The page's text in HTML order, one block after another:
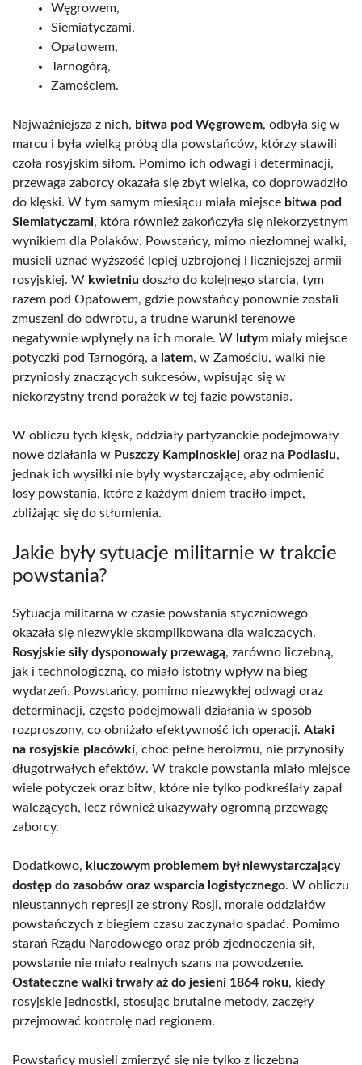
Węgrowem,
Siemiatyczami,
Opatowem,
Tarnogórą,
Zamościem.
Najważniejsza z nich, bitwa pod Węgrowem, odbyła się w
marcu i była wielką próbą dla powstańców, którzy stawili
czoła rosyjskim siłom. Pomimo ich odwagi i determinacji,
przewaga zaborcy okazała się zbyt wielka, co doprowadziło
do klęski. W tym samym miesiącu miała miejsce bitwa pod
Siemiatyczami, która również zakończyła się niekorzystnym
wynikiem dla Polaków. Powstańcy, mimo niezłomnej walki,
musieli uznać wyższość lepiej uzbrojonej i liczniejszej armii
rosyjskiej. W kwietniu doszło do kolejnego starcia, tym
razem pod Opatowem, gdzie powstańcy ponownie zostali
zmuszeni do odwrotu, a trudne warunki terenowe
negatywnie wpłynęły na ich morale. W lutym miały miejsce
potyczki pod Tarnogórą, a latem, w Zamościu, walki nie
przyniosły znaczących sukcesów, wpisując się w
niekorzystny trend porażek w tej fazie powstania.
W obliczu tych klęsk, oddziały partyzanckie podejmowały
nowe działania w Puszczy Kampinoskiej oraz na Podlasiu,
jednak ich wysiłki nie były wystarczające, aby odmienić
losy powstania, które z każdym dniem traciło impet,
zbliżając się do stłumienia.
Jakie były sytuacje militarnie w trakcie
powstania?
Sytuacja militarna w czasie powstania styczniowego
okazała się niezwykle skomplikowana dla walczących.
Rosyjskie siły dysponowały przewagą, zarówno liczebną,
jak i technologiczną, co miało istotny wpływ na bieg
wydarzeń. Powstańcy, pomimo niezwykłej odwagi oraz
determinacji, często podejmowali działania w sposób
rozproszony, co obniżało efektywność ich operacji. Ataki
na rosyjskie placówki, choć pełne heroizmu, nie przynosiły
długotrwałych efektów. W trakcie powstania miało miejsce
wiele potyczek oraz bitw, które nie tylko podkreślały zapał
walczących, lecz również ukazywały ogromną przewagę
zaborcy.
Dodatkowo, kluczowym problemem był niewystarczający
dostęp do zasobów oraz wsparcia logistycznego. W obliczu
nieustannych represji ze strony Rosji, morale oddziałów
powstańczych z biegiem czasu zaczynało spadać. Pomimo
starań Rządu Narodowego oraz prób zjednoczenia sił,
powstanie nie miało realnych szans na powodzenie.
Ostateczne walki trwały aż do jesieni 1864 roku, kiedy
rosyjskie jednostki, stosując brutalne metody, zaczęły
przejmować kontrolę nad regionem.
Powstańcy musieli zmierzyć się nie tylko z liczebną